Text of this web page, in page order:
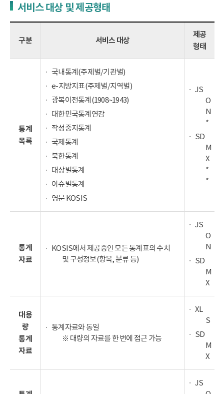
서비스 대상 및 제공형태
구분 서비스 대상
제공
형태
통계
목록
국내통계(주제별/기관별)
e-지방지표(주제별/지역별)
광복이전통계(1908~1943)
대한민국통계연감
작성중지통계
국제통계
북한통계
대상별통계
이슈별통계
영문 KOSIS
JS
O
N
*
SD
M
X
*
*
통계
자료
KOSIS에서 제공중인 모든 통계표의 수치
및 구성정보(항목, 분류 등)
JS
O
N
SD
M
X
대용
량
통계
자료
통계자료와 동일
※ 대량의 자료를 한 번에 접근 가능
XL
S
SD
M
X
JS